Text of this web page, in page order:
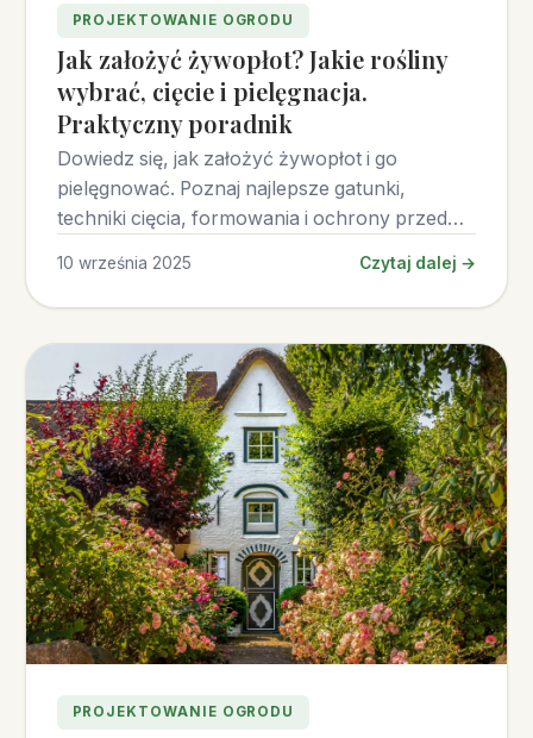
PROJEKTOWANIE OGRODU
Jak założyć żywopłot? Jakie rośliny
wybrać, cięcie i pielęgnacja.
Praktyczny poradnik
Dowiedz się, jak założyć żywopłot i go
pielęgnować. Poznaj najlepsze gatunki,
techniki cięcia, formowania i ochrony przed
10 września 2025 Czytaj dalej →
PROJEKTOWANIE OGRODU